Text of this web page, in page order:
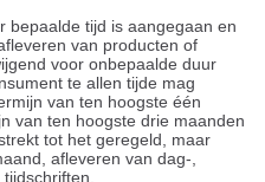
bepaalde tijd is aangegaan en
van producten of
voor onbepaalde duur
te allen tijde mag
van ten hoogste één
van ten hoogste drie maanden
tot het geregeld, maar
afleveren van dag-,